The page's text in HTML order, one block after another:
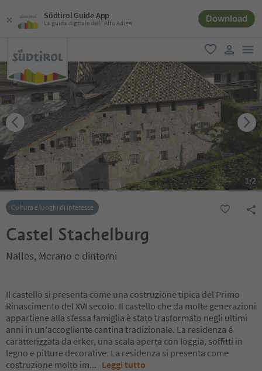
Südtirol Guide App
La guida digitale dell´Alto Adige Download
favoriti
user link
1/2
Cultura e luoghi di interesse
Castel Stachelburg
Nalles, Merano e dintorni
Il castello si presenta come una costruzione tipica del Primo
Rinascimento del XVI secolo. Il castello che da molte generazioni
appartiene alla stessa famiglia è stato trasformato negli ultimi
anni in un'accogliente cantina tradizionale. La residenza é
caratterizzata da erker, una scala aperta con loggia, soffitti in
legno e pitture decorative. La residenza si presenta come
costruzione molto im... Leggi tutto